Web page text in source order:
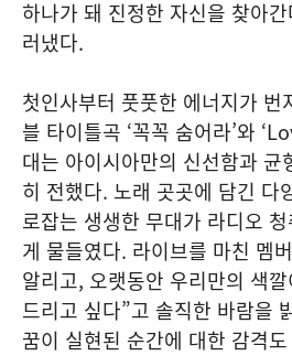
하나가 돼 진정한 자신을 찾아
러냈다.
첫인사부터 풋풋한 에너지가 번
블 타이틀곡 ‘꼭꼭 숨어라’와
대는 아이시아만의 신선함과 균
히 전했다. 노래 곳곳에 담긴 다
로잡는 생생한 무대가 라디오
게 물들였다. 라이브를 마친 멤
알리고, 오랫동안 우리만의 색
드리고 싶다”고 솔직한 바람을
꿈이 실현된 순간에 대한 감격